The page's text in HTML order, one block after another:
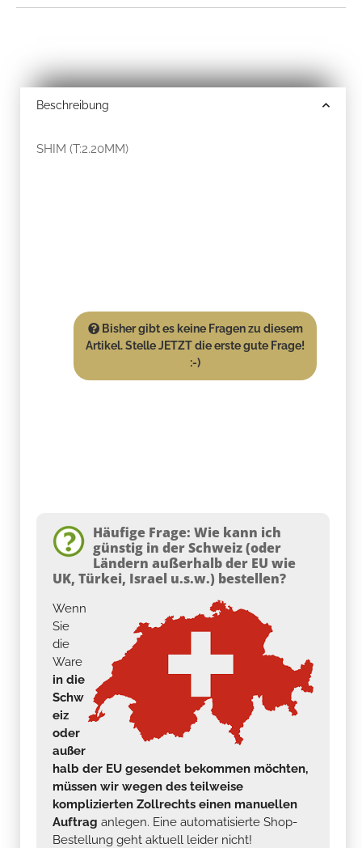
Beschreibung
SHIM (T:2.20MM)
Bisher gibt es keine Fragen zu diesem
Artikel. Stelle JETZT die erste gute Frage!
:-)
Häufige Frage: Wie kann ich
günstig in der Schweiz (oder
Ländern außerhalb der EU wie
UK, Türkei, Israel u.s.w.) bestellen?
Wenn
Sie
die
Ware
in die
Schw
eiz
oder
außer
halb der EU gesendet bekommen möchten,
müssen wir wegen des teilweise
komplizierten Zollrechts einen manuellen
Auftrag anlegen. Eine automatisierte Shop-
Bestellung geht aktuell leider nicht!